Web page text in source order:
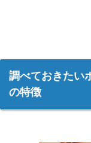
調べておきたい
の特徴